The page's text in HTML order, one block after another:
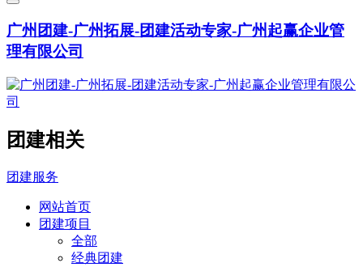
广州团建-广州拓展-团建活动专家-广州起赢企业管
理有限公司
团建相关
团建服务
网站首页
团建项目
全部
经典团建